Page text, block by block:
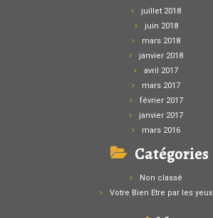
juillet 2018
juin 2018
mars 2018
janvier 2018
avril 2017
mars 2017
février 2017
janvier 2017
mars 2016
Catégories
Non classé
Votre Bien Etre par les yeux